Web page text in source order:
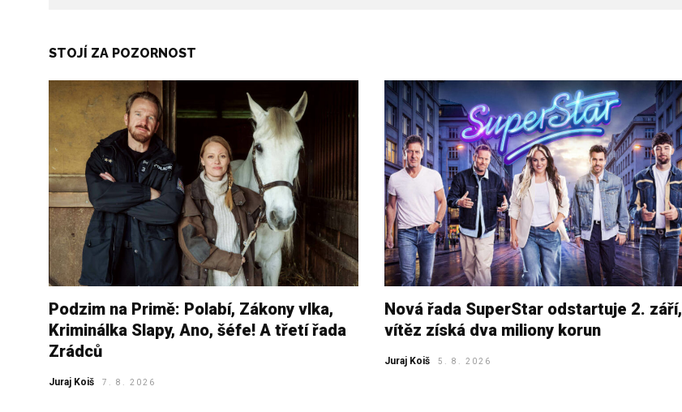
STOJÍ ZA POZORNOST
Podzim na Primě: Polabí, Zákony vlka,
Kriminálka Slapy, Ano, šéfe! A třetí řada
Zrádců
Juraj Koiš 7. 8. 2026
Nová řada SuperStar odstartuje 2. září,
vítěz získá dva miliony korun
Juraj Koiš 5. 8. 2026